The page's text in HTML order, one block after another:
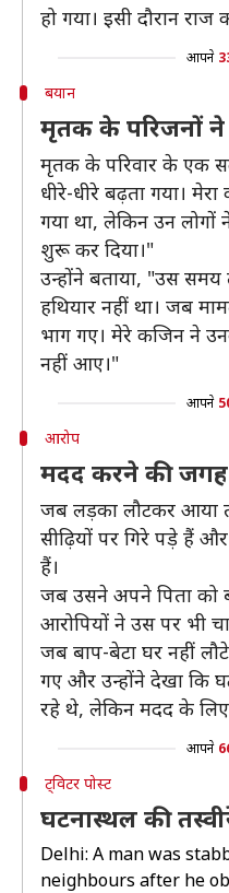
हो गया। इसी दौरान राज
आपने
बयान
मृतक के परिजनों ने
मृतक के परिवार के एक
धीरे-धीरे बढ़ता गया।
गया था, लेकिन उन
शुरू कर दिया।"
उन्होंने बताया, "उस
हथियार नहीं था। जब
भाग गए। मेरे कजिन ने
नहीं आए।"
आपने
आरोप
मदद करने की जगह
जब लड़का लौटकर आया
सीढ़ियों पर गिरे पड़े हैं
हैं।
जब उसने अपने पिता को
आरोपियों ने उस पर भी
जब बाप-बेटा घर नहीं
गए और उन्होंने देखा कि
रहे थे, लेकिन मदद के
आपने
ट्विटर पोस्ट
घटनास्थल की
Delhi: A man was
neighbours after he